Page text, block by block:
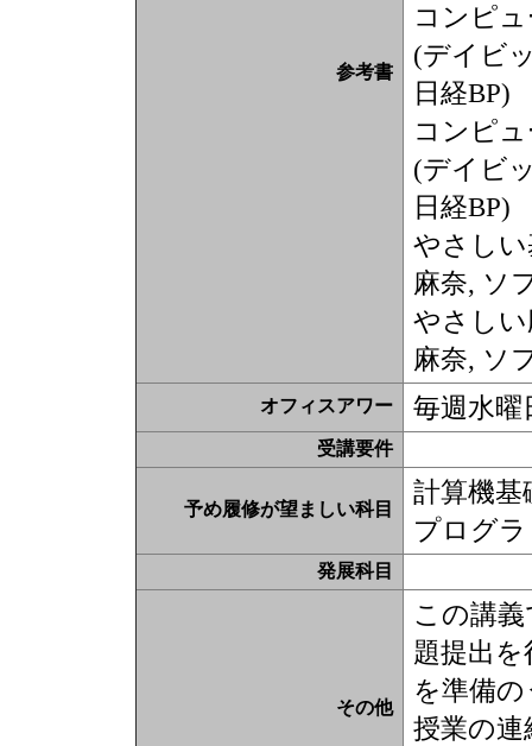
参考書
コンピ
(デイビ
日経BP)
コンピ
(デイビ
日経BP)
やさしい
麻奈, ソ
やさしい
麻奈, ソ
オフィスアワー 毎週水曜
受講要件
予め履修が望ましい科目
計算機
プログ
発展科目
その他
この講
題提出
を準備
授業の連